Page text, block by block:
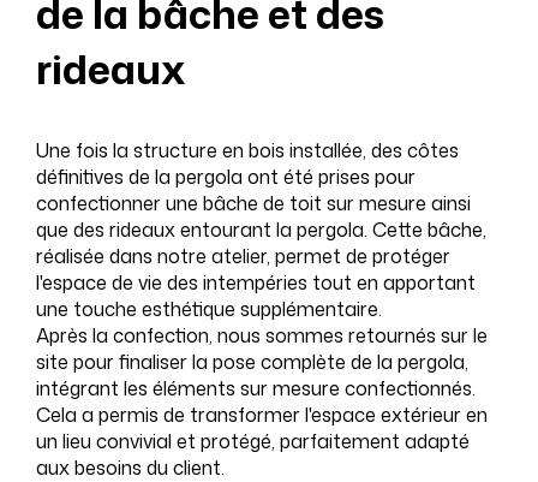
de la bâche et des
rideaux
Une fois la structure en bois installée, des côtes
définitives de la pergola ont été prises pour
confectionner une bâche de toit sur mesure ainsi
que des rideaux entourant la pergola. Cette bâche,
réalisée dans notre atelier, permet de protéger
l'espace de vie des intempéries tout en apportant
une touche esthétique supplémentaire.
Après la confection, nous sommes retournés sur le
site pour finaliser la pose complète de la pergola,
intégrant les éléments sur mesure confectionnés.
Cela a permis de transformer l'espace extérieur en
un lieu convivial et protégé, parfaitement adapté
aux besoins du client.